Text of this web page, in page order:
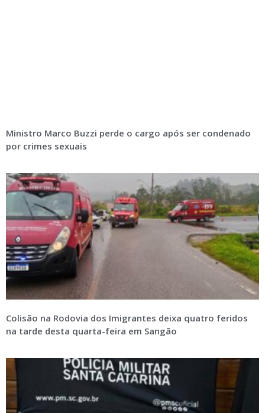
Ministro Marco Buzzi perde o cargo após ser condenado
por crimes sexuais
Colisão na Rodovia dos Imigrantes deixa quatro feridos
na tarde desta quarta-feira em Sangão